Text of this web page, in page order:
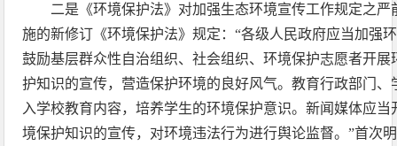
二是《环境保护法》对加强生态环境宣传工作规定之严
施的新修订《环境保护法》规定：“各级人民政府应当加强
鼓励基层群众性自治组织、社会组织、环境保护志愿者开
护知识的宣传，营造保护环境的良好风气。教育行政部门
入学校教育内容，培养学生的环境保护意识。新闻媒体应
境保护知识的宣传，对环境违法行为进行舆论监督。”首次